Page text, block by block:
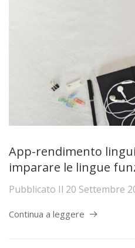
App-rendimento
imparare le lingue
Pubblicato Il 20 Settembre
Continua a leggere